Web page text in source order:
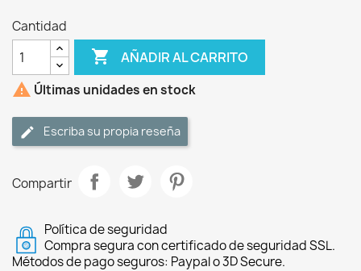
Cantidad
 AÑADIR AL CARRITO
 Últimas unidades en stock
Escriba su propia reseña
Compartir
Política de seguridad
Compra segura con certificado de seguridad SSL.
Métodos de pago seguros: Paypal o 3D Secure.